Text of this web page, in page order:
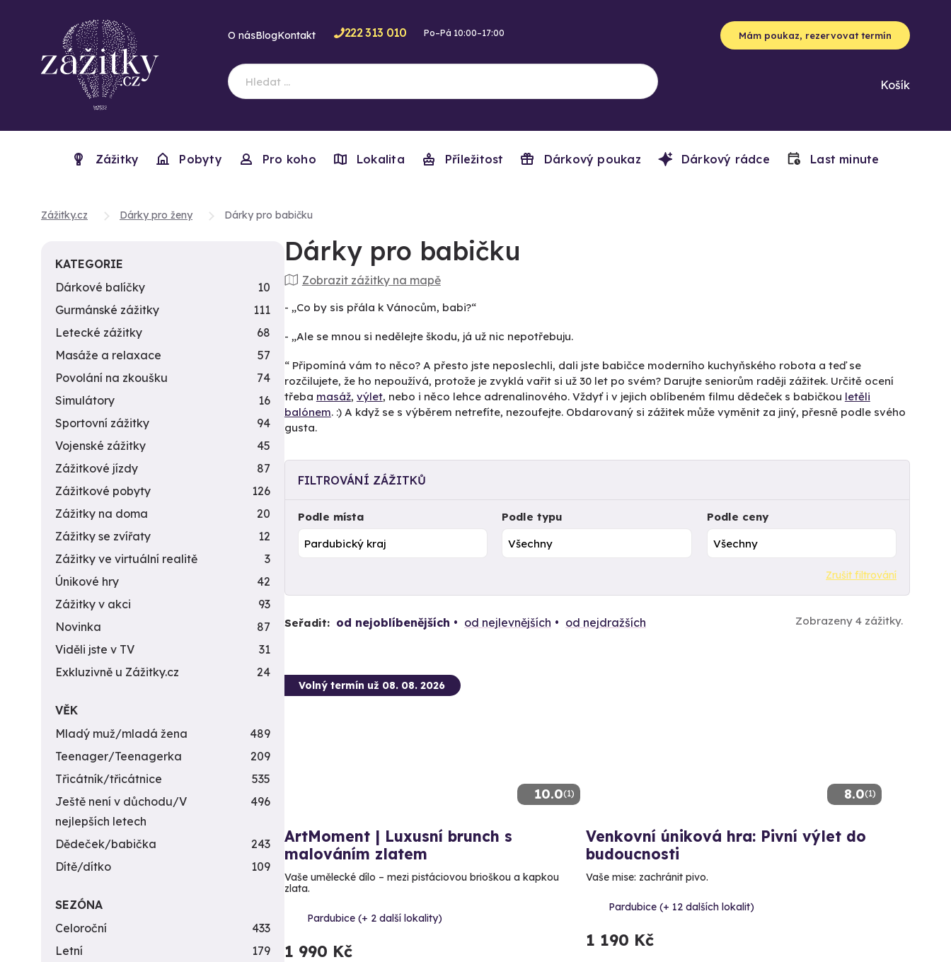
O násBlogKontakt 222 313 010 Po–Pá 10:00–17:00 Mám poukaz, rezervovat termín
Košík
Zážitky Pobyty Pro koho Lokalita Příležitost Dárkový poukaz Dárkový rádce Last minute
Zážitky.cz Dárky pro ženy Dárky pro babičku
Dárky pro babičku
Zobrazit zážitky na mapě
- „Co by sis přála k Vánocům, babi?“
- „Ale se mnou si nedělejte škodu, já už nic nepotřebuju.
“ Připomíná vám to něco? A přesto jste neposlechli, dali jste babičce moderního kuchyňského robota a teď se
rozčilujete, že ho nepoužívá, protože je zvyklá vařit si už 30 let po svém? Darujte seniorům raději zážitek. Určitě ocení
třeba masáž, výlet, nebo i něco lehce adrenalinového. Vždyť i v jejich oblíbeném filmu dědeček s babičkou letěli
balónem. :) A když se s výběrem netrefíte, nezoufejte. Obdarovaný si zážitek může vyměnit za jiný, přesně podle svého
gusta.
FILTROVÁNÍ ZÁŽITKŮ
Podle místa Podle typu Podle ceny
Zrušit filtrování
Seřadit: od nejoblíbenějších od nejlevnějších od nejdražších Zobrazeny 4 zážitky.
10.0(1)
Volný termín už 08. 08. 2026
ArtMoment | Luxusní brunch s
malováním zlatem
Vaše umělecké dílo – mezi pistáciovou brioškou a kapkou
zlata.
Pardubice (+ 2 další lokality)
1 990 Kč
8.0(1)
Venkovní úniková hra: Pivní výlet do
budoucnosti
Vaše mise: zachránit pivo.
Pardubice (+ 12 dalších lokalit)
1 190 Kč
KATEGORIE
Dárkové balíčky
10
Gurmánské zážitky
111
Letecké zážitky
68
Masáže a relaxace
57
Povolání na zkoušku
74
Simulátory
16
Sportovní zážitky
94
Vojenské zážitky
45
Zážitkové jízdy
87
Zážitkové pobyty
126
Zážitky na doma
20
Zážitky se zvířaty
12
Zážitky ve virtuální realitě
3
Únikové hry
42
Zážitky v akci
93
Novinka
87
Viděli jste v TV
31
Exkluzivně u Zážitky.cz
24
VĚK
Mladý muž/mladá žena
489
Teenager/Teenagerka
209
Třicátník/třicátnice
535
Ještě není v důchodu/V
nejlepších letech
496
Dědeček/babička
243
Dítě/dítko
109
SEZÓNA
Celoroční
433
Letní
179